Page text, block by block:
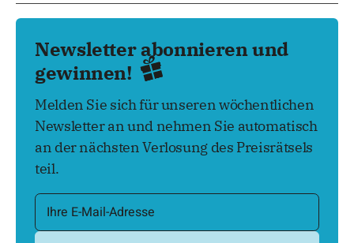
Newsletter abonnieren und
gewinnen!
Melden Sie sich für unseren wöchentlichen
Newsletter an und nehmen Sie automatisch
an der nächsten Verlosung des Preisrätsels
teil.